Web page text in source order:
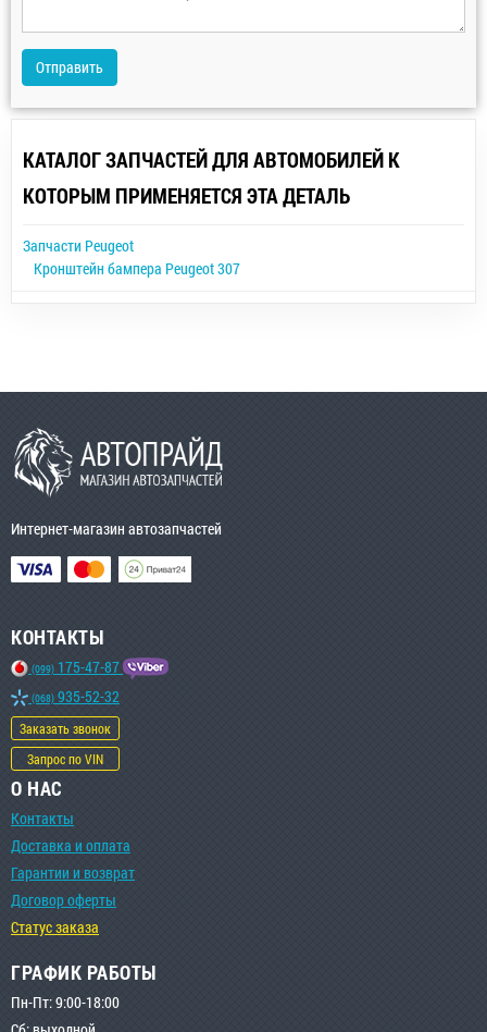
Отправить
КАТАЛОГ ЗАПЧАСТЕЙ ДЛЯ АВТОМОБИЛЕЙ К
КОТОРЫМ ПРИМЕНЯЕТСЯ ЭТА ДЕТАЛЬ
Запчасти Peugeot
Кронштейн бампера Peugeot 307
Интернет-магазин автозапчастей
КОНТАКТЫ
(099) 175-47-87
(068) 935-52-32
Заказать звонок
Запрос по VIN
О НАС
Контакты
Доставка и оплата
Гарантии и возврат
Договор оферты
Статус заказа
ГРАФИК РАБОТЫ
Пн-Пт: 9:00-18:00